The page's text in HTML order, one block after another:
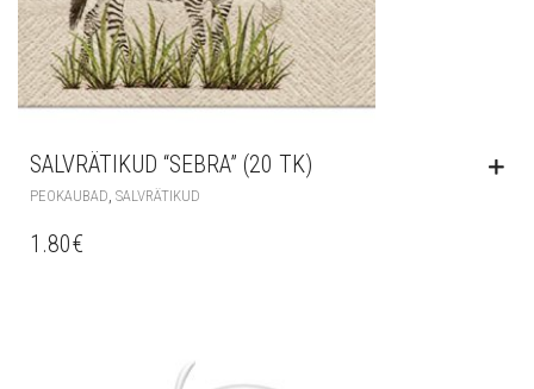
SALVRÄTIKUD “SEBRA” (20 TK)
PEOKAUBAD, SALVRÄTIKUD
1.80€